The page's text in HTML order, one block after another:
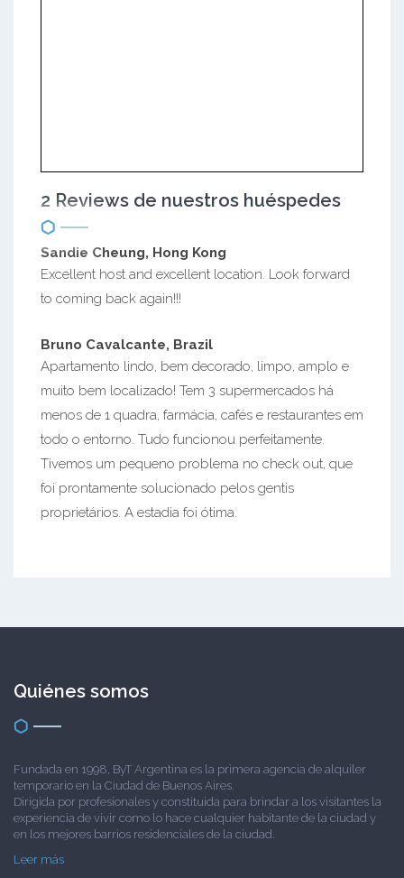
2 Reviews de nuestros huéspedes
Sandie Cheung, Hong Kong
Excellent host and excellent location. Look forward
to coming back again!!!
Bruno Cavalcante, Brazil
Apartamento lindo, bem decorado, limpo, amplo e
muito bem localizado! Tem 3 supermercados há
menos de 1 quadra, farmácia, cafés e restaurantes em
todo o entorno. Tudo funcionou perfeitamente.
Tivemos um pequeno problema no check out, que
foi prontamente solucionado pelos gentis
proprietários. A estadia foi ótima.
Quiénes somos
Fundada en 1998, ByT Argentina es la primera agencia de alquiler
temporario en la Ciudad de Buenos Aires.
Dirigida por profesionales y constituida para brindar a los visitantes la
experiencia de vivir como lo hace cualquier habitante de la ciudad y
en los mejores barrios residenciales de la ciudad.
Leer más